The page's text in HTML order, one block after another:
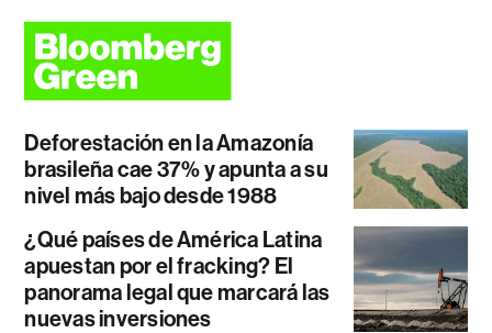
Deforestación en la Amazonía
brasileña cae 37% y apunta a su
nivel más bajo desde 1988
¿Qué países de América Latina
apuestan por el fracking? El
panorama legal que marcará las
nuevas inversiones